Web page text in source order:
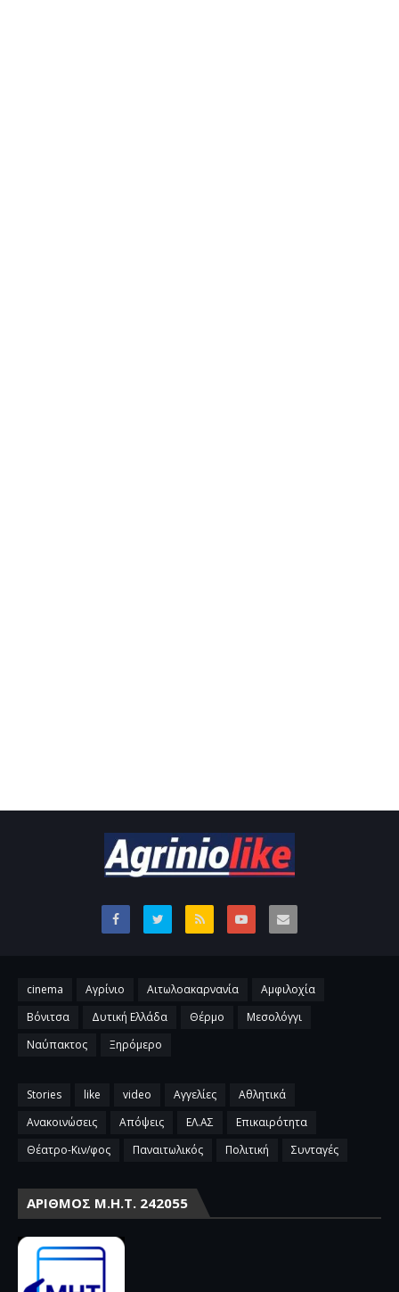
cinema Αγρίνιο Αιτωλοακαρνανία
Αμφιλοχία
Βόνιτσα
Δυτική Ελλάδα Θέρμο
Μεσολόγγι
Ναύπακτος
Ξηρόμερο
Stories like video Αγγελίες
Αθλητικά
Ανακοινώσεις
Απόψεις ΕΛ.ΑΣ
Επικαιρότητα
Θέατρο-Κιν/φος
Παναιτωλικός Πολιτική Συνταγές
ΑΡΙΘΜΌΣ Μ.Η.Τ. 242055